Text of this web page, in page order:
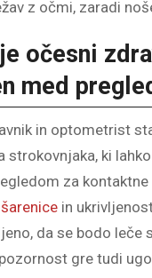
z očmi, zaradi
očesni
med
in optometrist
strokovnjaka, ki
za
šarenice in
da se bodo leče
gre tudi